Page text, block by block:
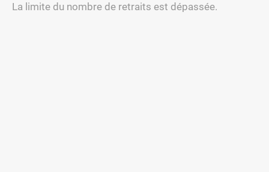
La limite du nombre de retraits est dépassée.